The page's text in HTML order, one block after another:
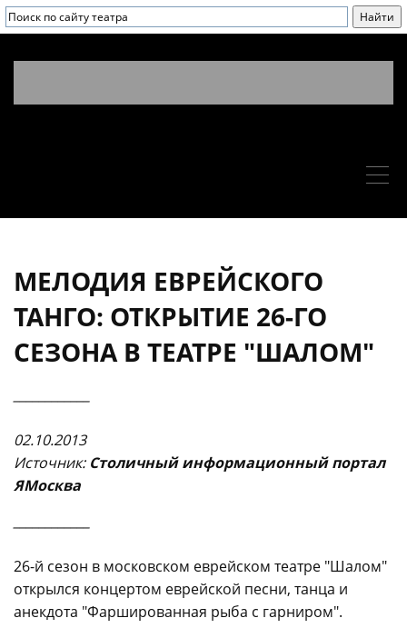
МЕЛОДИЯ ЕВРЕЙСКОГО
ТАНГО: ОТКРЫТИЕ 26-ГО
СЕЗОНА В ТЕАТРЕ "ШАЛОМ"
02.10.2013
Источник: Столичный информационный портал
ЯМосква
26-й сезон в московском еврейском театре "Шалом"
открылся концертом еврейской песни, танца и
анекдота "Фаршированная рыба с гарниром".